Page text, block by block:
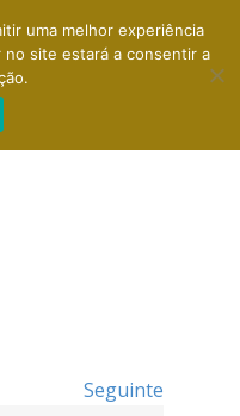
Seguinte
uma melhor experiência
site estará a consentir a